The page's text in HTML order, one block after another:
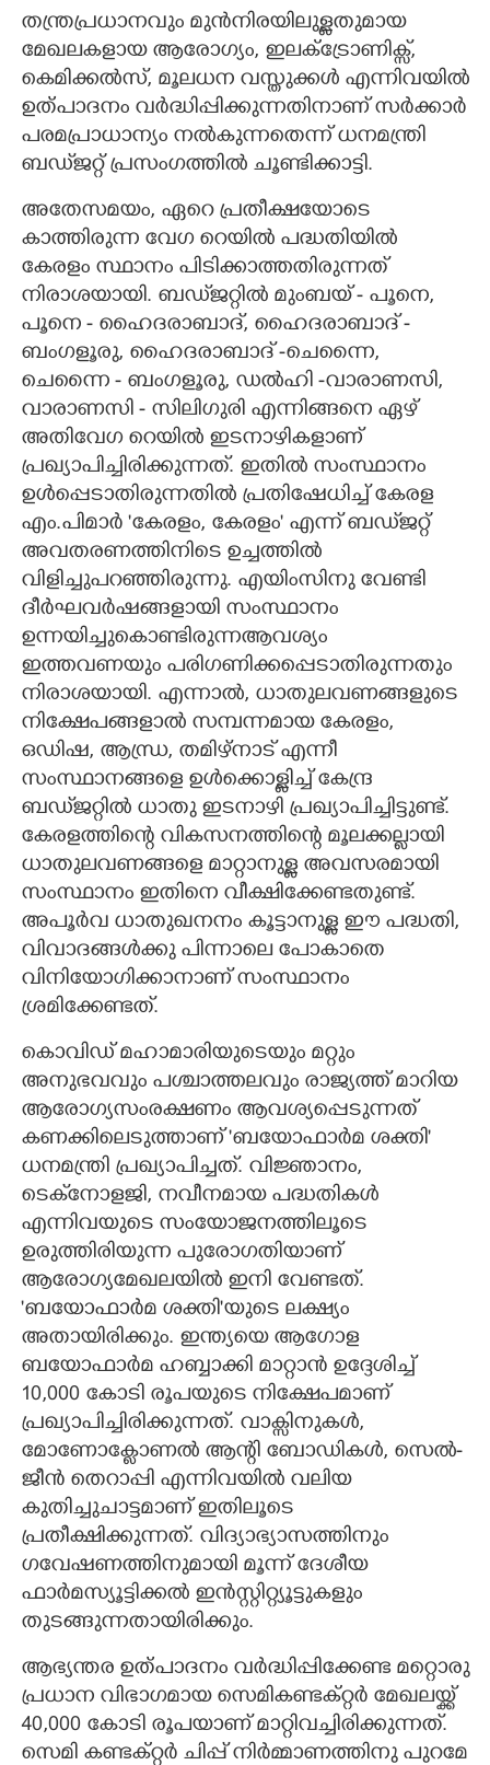
തന്ത്രപ്രധാനവും മുൻനിരയിലുള്ളതുമായ
മേഖലകളായ ആരോഗ്യം, ഇലക്ട്രോണിക്സ്,
കെമിക്കൽസ്, മൂലധന വസ്തുക്കൾ എന്നിവയിൽ
ഉത്പാദനം വർദ്ധിപ്പിക്കുന്നതിനാണ് സർക്കാർ
പരമപ്രാധാന്യം നൽകുന്നതെന്ന് ധനമന്ത്രി
ബഡ്‌ജറ്റ് പ്രസംഗത്തിൽ ചൂണ്ടിക്കാട്ടി.
അതേസമയം, ഏറെ പ്രതീക്ഷയോടെ
കാത്തിരുന്ന വേഗ റെയിൽ പദ്ധതിയിൽ
കേരളം സ്ഥാനം പിടിക്കാത്തതിരുന്നത്
നിരാശയായി. ബഡ്‌ജറ്റിൽ മുംബയ് - പൂനെ,
പൂനെ - ഹൈദരാബാദ്, ഹൈദരാബാദ് -
ബംഗളൂരു, ഹൈദരാബാദ് -ചെന്നൈ,
ചെന്നൈ - ബംഗളൂരു, ഡൽഹി -വാരാണസി,
വാരാണസി - സിലിഗുരി എന്നിങ്ങനെ ഏഴ്
അതിവേഗ റെയിൽ ഇടനാഴികളാണ്
പ്രഖ്യാപിച്ചിരിക്കുന്നത്. ഇതിൽ സംസ്ഥാനം
ഉൾപ്പെടാതിരുന്നതിൽ പ്രതിഷേധിച്ച് കേരള
എം.പിമാർ 'കേരളം, കേരളം" എന്ന് ബഡ്‌ജറ്റ്
അവതരണത്തിനിടെ ഉച്ചത്തിൽ
വിളിച്ചുപറഞ്ഞിരുന്നു. എയിംസിനു വേണ്ടി
ദീർഘവർഷങ്ങളായി സംസ്ഥാനം
ഉന്നയിച്ചുകൊണ്ടിരുന്നആവശ്യം
ഇത്തവണയും പരിഗണിക്കപ്പെടാതിരുന്നതും
നിരാശയായി. എന്നാൽ, ധാതുലവണങ്ങളുടെ
നിക്ഷേപങ്ങളാൽ സമ്പന്നമായ കേരളം,
ഒഡിഷ, ആന്ധ്ര, തമിഴ്നാട് എന്നീ
സംസ്ഥാനങ്ങളെ ഉൾക്കൊള്ളിച്ച് കേന്ദ്ര
ബഡ്‌ജറ്റിൽ ധാതു ഇടനാഴി പ്രഖ്യാപിച്ചിട്ടുണ്ട്.
കേരളത്തിന്റെ വികസനത്തിന്റെ മൂലക്കല്ലായി
ധാതുലവണങ്ങളെ മാറ്റാനുള്ള അവസരമായി
സംസ്ഥാനം ഇതിനെ വീക്ഷിക്കേണ്ടതുണ്ട്.
അപൂർവ ധാതുഖനനം കൂട്ടാനുള്ള ഈ പദ്ധതി,
വിവാദങ്ങൾക്കു പിന്നാലെ പോകാതെ
വിനിയോഗിക്കാനാണ് സംസ്ഥാനം
ശ്രമിക്കേണ്ടത്.
കൊവിഡ് മഹാമാരിയുടെയും മറ്റും
അനുഭവവും പശ്ചാത്തലവും രാജ്യത്ത് മാറിയ
ആരോഗ്യസംരക്ഷണം ആവശ്യപ്പെടുന്നത്
കണക്കിലെടുത്താണ് 'ബയോഫാർമ ശക്തി"
ധനമന്ത്രി പ്രഖ്യാപിച്ചത്. വിജ്ഞാനം,
ടെക്‌നോളജി, നവീനമായ പദ്ധതികൾ
എന്നിവയുടെ സംയോജനത്തിലൂടെ
ഉരുത്തിരിയുന്ന പുരോഗതിയാണ്
ആരോഗ്യമേഖലയിൽ ഇനി വേണ്ടത്.
'ബയോഫാർമ ശക്തി"യുടെ ലക്ഷ്യം
അതായിരിക്കും. ഇന്ത്യയെ ആഗോള
ബയോഫാർമ ഹബ്ബാക്കി മാറ്റാൻ ഉദ്ദേശിച്ച്
10,000 കോടി രൂപയുടെ നിക്ഷേപമാണ്
പ്രഖ്യാപിച്ചിരിക്കുന്നത്. വാക്സിനുകൾ,
മോണോക്ളോണൽ ആന്റി ബോഡികൾ, സെൽ-
ജീൻ തെറാപ്പി എന്നിവയിൽ വലിയ
കുതിച്ചുചാട്ടമാണ് ഇതിലൂടെ
പ്രതീക്ഷിക്കുന്നത്. വിദ്യാഭ്യാസത്തിനും
ഗവേഷണത്തിനുമായി മൂന്ന് ദേശീയ
ഫാർമസ്യൂട്ടിക്കൽ ഇൻസ്റ്റിറ്റ്യൂട്ടുകളും
തുടങ്ങുന്നതായിരിക്കും.
ആഭ്യന്തര ഉത്പാദനം വർദ്ധിപ്പിക്കേണ്ട മറ്റൊരു
പ്രധാന വിഭാഗമായ സെമികണ്ടക്റ്റർ മേഖലയ്ക്ക്
40,000 കോടി രൂപയാണ് മാറ്റിവച്ചിരിക്കുന്നത്.
സെമി കണ്ടക്റ്റർ ചിപ്പ് നിർമ്മാണത്തിനു പുറമേ